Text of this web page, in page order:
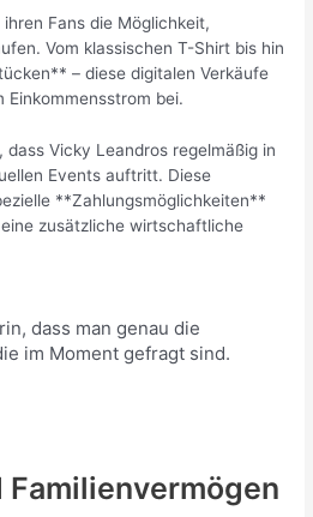
Fans die Möglichkeit,
Vom klassischen T-Shirt bis hin
– diese digitalen Verkäufe
bei.
Vicky Leandros regelmäßig in
Events auftritt. Diese
**Zahlungsmöglichkeiten**
zusätzliche wirtschaftliche
dass man genau die
im Moment gefragt sind.
Familienvermögen